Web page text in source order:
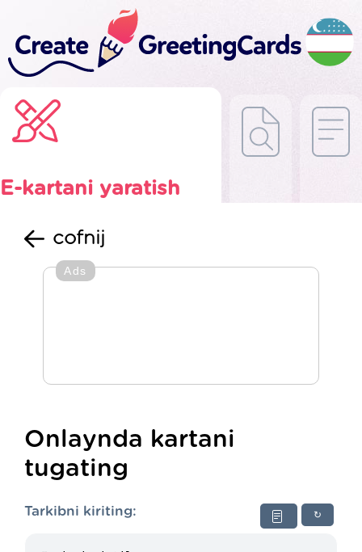
E-kartani yaratish
cofnij
Ads
Onlaynda kartani
tugating
↻
Tarkibni kiriting: